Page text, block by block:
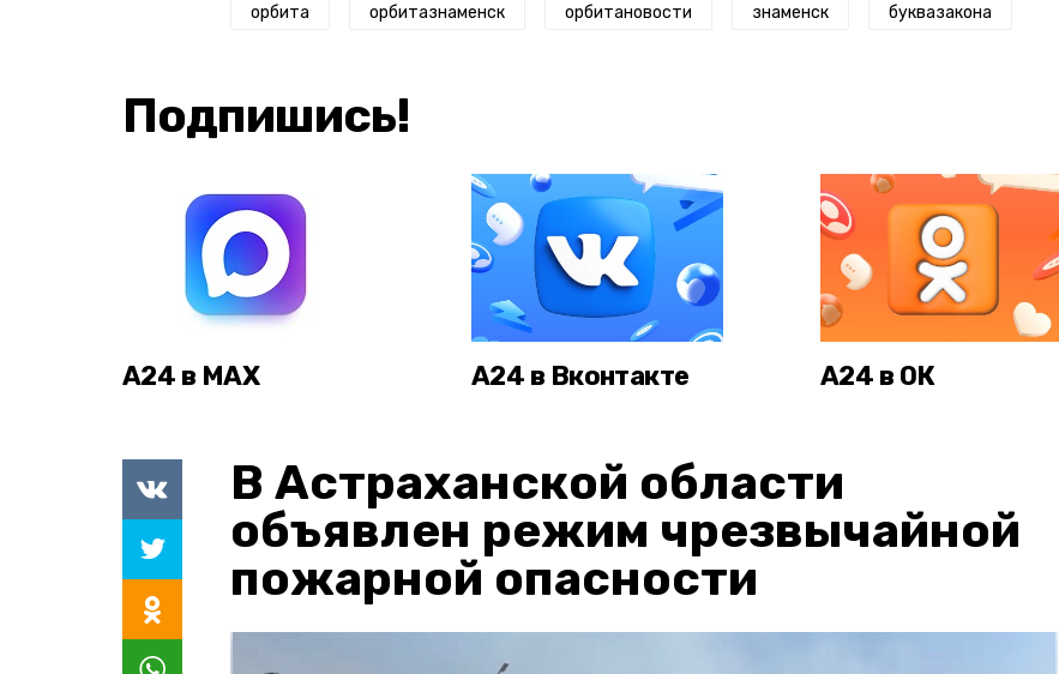
орбита орбитазнаменск орбитановости знаменск буквазакона
Подпишись!
А24 в MAX А24 в Вконтакте А24 в ОК
В Астраханской области
объявлен режим чрезвычайной
пожарной опасности